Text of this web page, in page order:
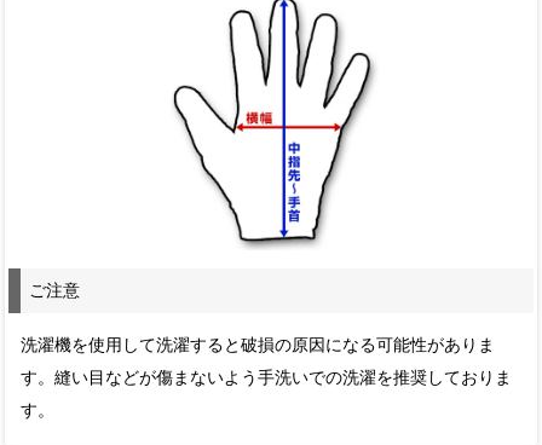
ご注意
洗濯機を使用して洗濯すると破損の原因になる可能性がありま
す。縫い目などが傷まないよう手洗いでの洗濯を推奨しておりま
す。